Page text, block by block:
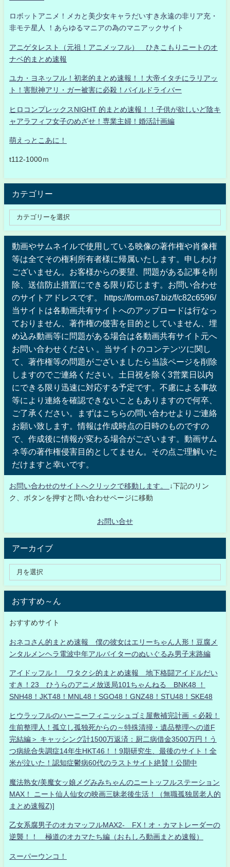
ロボットアニメ！メカと美少女キャラだいすき永遠の非リア充・
非モテ星人 ！あらゆるマニアの為のマニアックサイト
アニゲタレスト（元祖！アニメッフル） ひきこもりニートのオ
ナベ的まとめ速報
ユカ・ヨネッフル！初老的まとめ速報！！大帝イタチにラリアッ
ト！害獣神アリ・ガー被害に必殺！パイルドライバー
ヒロコンプレックスNIGHT 的まとめ速報！！子供が欲しいど陰キ
ャアラフィフ女子のめざせ！専業主婦！婚活計画編
萌えっとこあに！
t112-1000ｍ
カテゴリー
動画やサムネイルで使用している映像の著作権や肖像権
等は全てその権利所有者様に帰属いたします。申しわけ
ございません。お客様からの要望、問題がある記事を削
除、送信防止措置にできる限り応じます。お問い合わせ
のサイトアドレスです。 https://form.os7.biz/f/c82c6596/
当サイトは各動画共有サイトへのアップロードは行なっ
ておりません、著作権の侵害を目的としていません、埋
め込み動画等に問題がある場合は各動画共有サイト元へ
お問い合わせください 。当サイトのコンテンツに関し
て、著作権等の問題がございましたら当該ページを削除
しますのでご連絡ください。土日祝を除く3営業日以内
にできる限り迅速に対応する予定です。不慮による事故
等により連絡を確認できないこともありますので何卒、
ご了承ください。まずはこちらの問い合わせよりご連絡
お願い致します。情報は作成時点の日時のものですの
で、作成後に情報が変わる場合がございます。動画サム
ネ等の著作権侵害目的としてません。その点ご理解いた
だけますと幸いです。
お問い合わせのサイトへクリックで移動します。
↓下記のリン
ク、ボタンを押すと問い合わせページに移動
お問い合せ
アーカイブ
おすすめ～ん
おすすめサイト
おネコさん的まとめ速報 僕の彼女はエリーちゃん人形！豆腐メ
ンタルメンヘラ電波中年アルバイターのぬいぐるみ男子末路編
アイドッフル！ ワタクシ的まとめ速報 地下格闘アイドルだい
すき！23 ひうらのアニメ放送局101ちゃんねる BNK48 ！
SNH48！JKT48！MNL48！SGO48！GNZ48！STU48！SKE48
ヒウラッフルのハーニーフィニッシュゴミ屋敷補完計画 ＜必殺！
生前整理人！孤立し孤独死からの～特殊清掃・遺品整理への道F
完結編＞ キャッシング計1500万返済：厨二病借金3500万円！う
つ病統合失調症14年生HKT46！！9期研究生、最後のサイト！全
米が泣いた！認知症鬱病60代のラストサイト絶賛！公開中
魔法熟女/美魔女ッ娘メグみみちゃんのニートッフルステーション
MAX！ ニート仙人仙女の映画三昧老後生活！（無職孤独居老人的
まとめ速報Z)]
乙女系腐男子のオカマッフルMAX2- FX！オ・カマトレーダーの
逆襲！！ 極道のオカマたち編（おもしろ動画まとめ速報）
スーパーウンコ！